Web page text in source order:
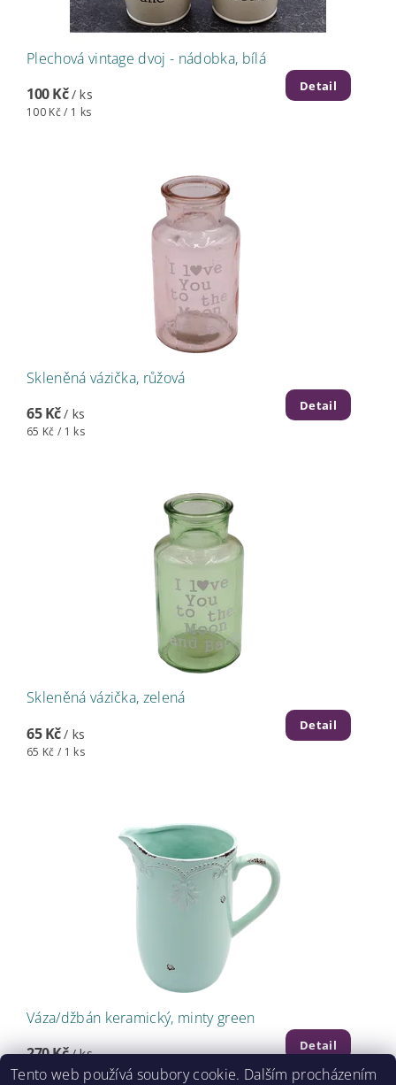
Plechová vintage dvoj - nádobka, bílá
100 Kč/ ks
100 Kč / 1 ks
Detail
Skleněná vázička, růžová
65 Kč/ ks
65 Kč / 1 ks
Detail
Skleněná vázička, zelená
65 Kč/ ks
65 Kč / 1 ks
Detail
Váza/džbán keramický, minty green
270 Kč/ ks
Detail
Tento web používá soubory cookie. Dalším procházením